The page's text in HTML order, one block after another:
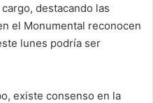
destacando las
el Monumental reconocen
lunes podría ser
existe consenso en la